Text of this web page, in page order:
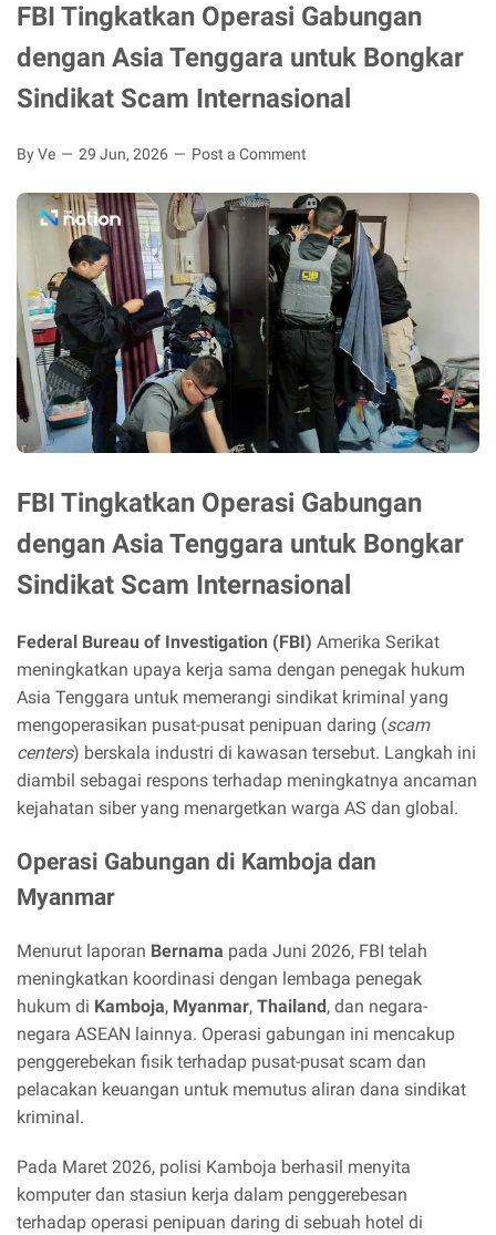
FBI Tingkatkan Operasi Gabungan
dengan Asia Tenggara untuk Bongkar
Sindikat Scam Internasional
By Ve 29 Jun, 2026 Post a Comment
FBI Tingkatkan Operasi Gabungan
dengan Asia Tenggara untuk Bongkar
Sindikat Scam Internasional
Federal Bureau of Investigation (FBI) Amerika Serikat
meningkatkan upaya kerja sama dengan penegak hukum
Asia Tenggara untuk memerangi sindikat kriminal yang
mengoperasikan pusat-pusat penipuan daring (scam
centers) berskala industri di kawasan tersebut. Langkah ini
diambil sebagai respons terhadap meningkatnya ancaman
kejahatan siber yang menargetkan warga AS dan global.
Operasi Gabungan di Kamboja dan
Myanmar
Menurut laporan Bernama pada Juni 2026, FBI telah
meningkatkan koordinasi dengan lembaga penegak
hukum di Kamboja, Myanmar, Thailand, dan negara-
negara ASEAN lainnya. Operasi gabungan ini mencakup
penggerebekan fisik terhadap pusat-pusat scam dan
pelacakan keuangan untuk memutus aliran dana sindikat
kriminal.
Pada Maret 2026, polisi Kamboja berhasil menyita
komputer dan stasiun kerja dalam penggerebesan
terhadap operasi penipuan daring di sebuah hotel di